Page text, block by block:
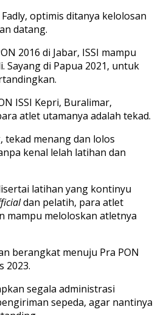
optimis ditanya kelolosan
datang.
2016 di Jabar, ISSI mampu
Sayang di Papua 2021, untuk
ISSI Kepri, Buralimar,
atlet utamanya adalah tekad.
menang dan lolos
kenal lelah latihan dan
latihan yang kontinyu
dan pelatih, para atlet
mampu meloloskan atletnya
berangkat menuju Pra PON
2023.
segala administrasi
sepeda, agar nantinya